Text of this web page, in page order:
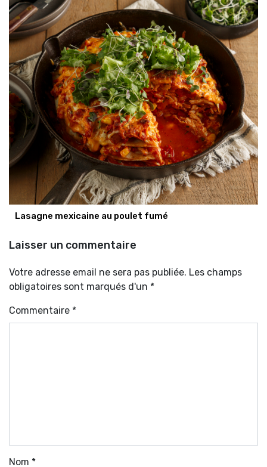
Lasagne mexicaine au poulet fumé
Laisser un commentaire
Votre adresse email ne sera pas publiée. Les champs
obligatoires sont marqués d'un *
Commentaire *
Nom *